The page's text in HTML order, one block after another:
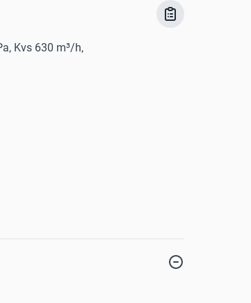
Kvs 630 m³/h,